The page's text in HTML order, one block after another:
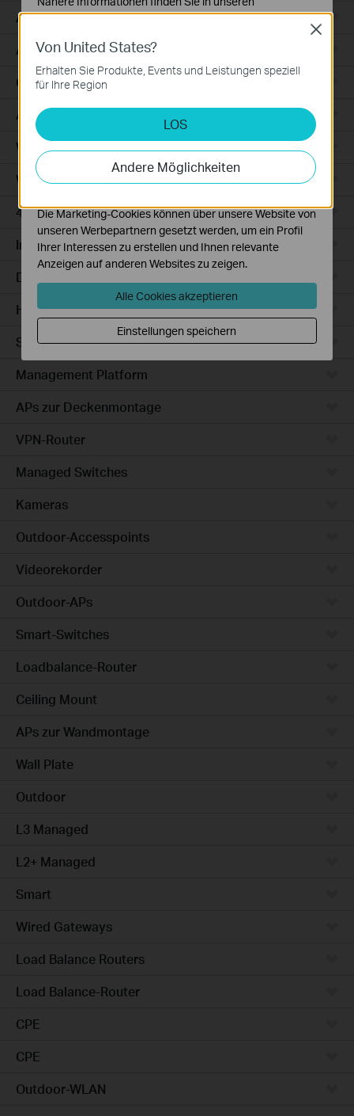
Access
Access Pro
GPON
Agile
Wired Gateways
WiFi Gateways
4G/5G WiFi Gateways
Integrated Gateways
DSL Gateways
Hardware
Software
Management Platform
APs zur Deckenmontage
VPN-Router
Managed Switches
Kameras
Outdoor-Accesspoints
Videorekorder
Outdoor-APs
Smart-Switches
Loadbalance-Router
Ceiling Mount
APs zur Wandmontage
Wall Plate
Outdoor
L3 Managed
L2+ Managed
Smart
Wired Gateways
Load Balance Routers
Load Balance-Router
CPE
CPE
Outdoor-WLAN
Von United States?
Erhalten Sie Produkte, Events und Leistungen speziell
für Ihre Region
LOS
Andere Möglichkeiten
Close
Datenschutzhinweisen.
Notwendige Cookies
erforderlich und können in Ihren Systemen nicht
Analyse- und Marketing-Cookies
Analyse-Cookies ermöglichen es uns, Ihre Aktivitäten
auf unserer Website zu analysieren, um die
Funktionsweise unserer Website zu verbessern und
Die Marketing-Cookies können über unsere Website von
unseren Werbepartnern gesetzt werden, um ein Profil
Ihrer Interessen zu erstellen und Ihnen relevante
Anzeigen auf anderen Websites zu zeigen.
Alle Cookies akzeptieren
Einstellungen speichern